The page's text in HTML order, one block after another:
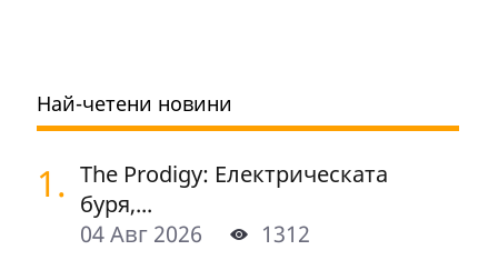
Най-четени новини
1. The Prodigy: Електрическата
буря,...
04 Авг 2026
1312